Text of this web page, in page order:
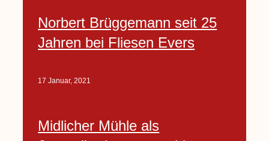
Norbert Brüggemann seit 25
Jahren bei Fliesen Evers
17 Januar, 2021
Midlicher Mühle als